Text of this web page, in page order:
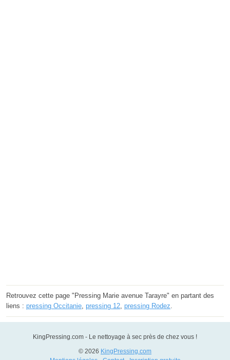
Retrouvez cette page "Pressing Marie avenue Tarayre" en partant des
liens : pressing Occitanie pressing 12 pressing Rodez
KingPressing.com - Le nettoyage à sec près de chez vous !
© 2026 KingPressing.com